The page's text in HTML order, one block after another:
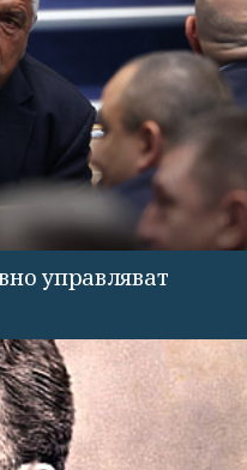
управляват